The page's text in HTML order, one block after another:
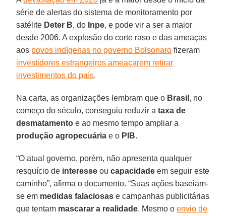
série de alertas do sistema de monitoramento por
satélite Deter B, do Inpe, e pode vir a ser a maior
desde 2006. A explosão do corte raso e das ameaças
aos povos indígenas no governo Bolsonaro fizeram
investidores estrangeiros ameaçarem retirar
investimentos do país.
Na carta, as organizações lembram que o Brasil , no
começo do século, conseguiu reduzir ataxa de
desmatamento e ao mesmo tempo ampliar a
produção agropecuária e o PIB.
“O atual governo, porém, não apresenta qualquer
resquício de interesse oucapacidade em seguir este
caminho”, afirma o documento. “Suas ações baseiam-
se em medidas falaciosas e campanhas publicitárias
que tentam mascarar a realidade. Mesmo oenvio de